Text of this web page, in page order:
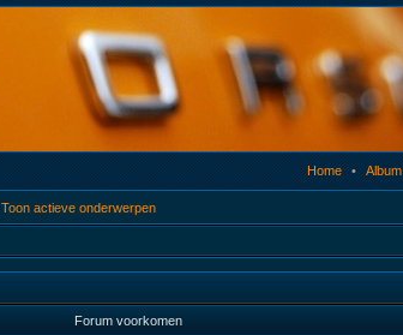
Home • Album
Toon actieve onderwerpen
Forum voorkomen